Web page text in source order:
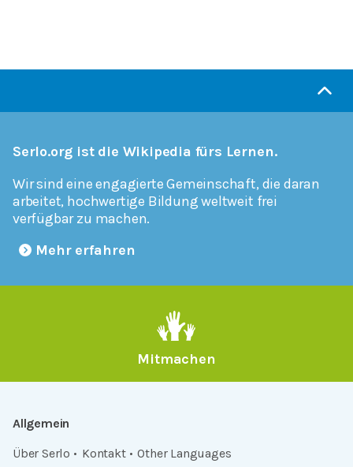
Serlo.org ist die Wikipedia fürs Lernen.
Wir sind eine engagierte Gemeinschaft, die daran
arbeitet, hochwertige Bildung weltweit frei
verfügbar zu machen.
Mehr erfahren
Mitmachen
Allgemein
Über Serlo
Kontakt Other Languages